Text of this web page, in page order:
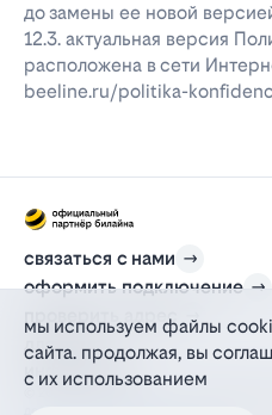
до замены ее новой
12.3. актуальная версия
расположена в сети
beeline.ru/politika-
связаться с нами
оформить подключение
проверить адрес
для дома
информация
действующий на основании
мы используем файлы
сайта. продолжая, вы
с их использованием